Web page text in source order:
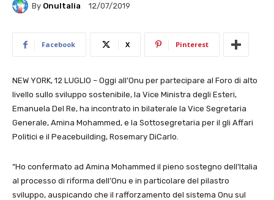
By OnuItalia 12/07/2019
Facebook X Pinterest
NEW YORK, 12 LUGLIO – Oggi all’Onu per partecipare al Foro di alto
livello sullo sviluppo sostenibile, la Vice Ministra degli Esteri,
Emanuela Del Re, ha incontrato in bilaterale la Vice Segretaria
Generale, Amina Mohammed, e la Sottosegretaria per il gli Affari
Politici e il Peacebuilding, Rosemary DiCarlo.
“Ho confermato ad Amina Mohammed il pieno sostegno dell’Italia
al processo di riforma dell’Onu e in particolare del pilastro
sviluppo, auspicando che il rafforzamento del sistema Onu sul